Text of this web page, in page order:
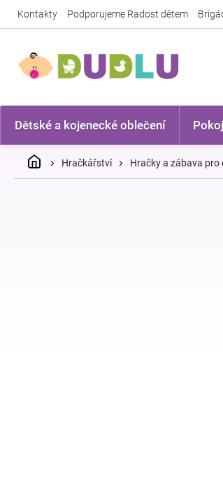
Kontakty Podporujeme Radost dětem
Dětské a kojenecké oblečení
DomůHračkářství Hračky a zábava pro